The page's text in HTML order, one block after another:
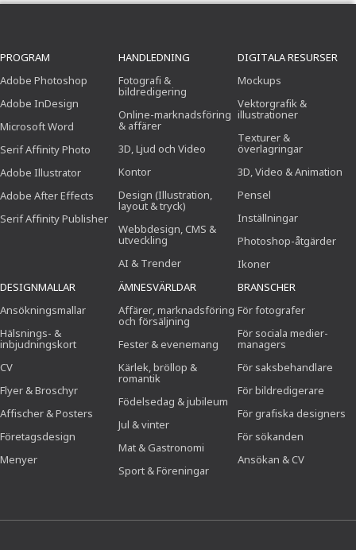
PROGRAM
Adobe Photoshop
Adobe InDesign
Microsoft Word
Serif Affinity Photo
Adobe Illustrator
Adobe After Effects
Serif Affinity Publisher
HANDLEDNING
Fotografi &
bildredigering
Online-marknadsföring
& affärer
3D, Ljud och Video
Kontor
Design (Illustration,
layout & tryck)
Webbdesign, CMS &
utveckling
AI & Trender
DIGITALA RESURSER
Mockups
Vektorgrafik &
illustrationer
Texturer &
överlagringar
3D, Video & Animation
Pensel
Inställningar
Photoshop-åtgärder
Ikoner
DESIGNMALLAR
Ansökningsmallar
Hälsnings- &
inbjudningskort
CV
Flyer & Broschyr
Affischer & Posters
Företagsdesign
Menyer
ÄMNESVÄRLDAR
Affärer, marknadsföring
och försäljning
Fester & evenemang
Kärlek, bröllop &
romantik
Födelsedag & jubileum
Jul & vinter
Mat & Gastronomi
Sport & Föreningar
BRANSCHER
För fotografer
För sociala medier-
managers
För saksbehandlare
För bildredigerare
För grafiska designers
För sökanden
Ansökan & CV